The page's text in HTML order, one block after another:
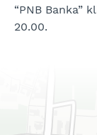
“PNB Banka”
20.00.